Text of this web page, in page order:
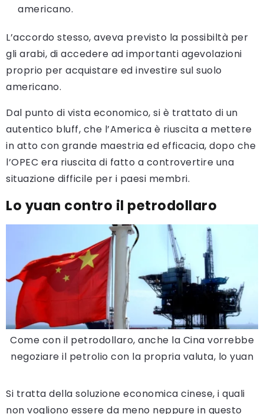
americano.
L’accordo stesso, aveva previsto la possibiltà per
gli arabi, di accedere ad importanti agevolazioni
proprio per acquistare ed investire sul suolo
americano.
Dal punto di vista economico, si è trattato di un
autentico bluff, che l’America è riuscita a mettere
in atto con grande maestria ed efficacia, dopo che
l’OPEC era riuscita di fatto a controvertire una
situazione difficile per i paesi membri.
Lo yuan contro il petrodollaro
Come con il petrodollaro, anche la Cina vorrebbe
negoziare il petrolio con la propria valuta, lo yuan
Si tratta della soluzione economica cinese, i quali
non vogliono essere da meno neppure in questo